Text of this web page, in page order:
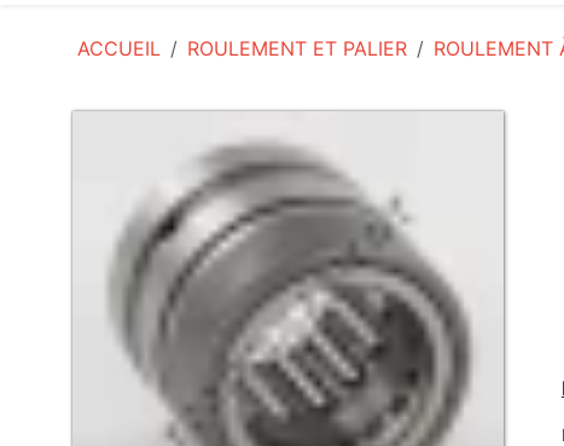
ACCUEIL ROULEMENT ET PALIER ROULEMENT